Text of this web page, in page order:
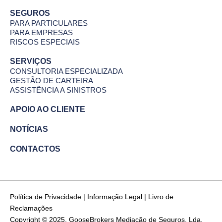
SEGUROS
PARA PARTICULARES
PARA EMPRESAS
RISCOS ESPECIAIS
SERVIÇOS
CONSULTORIA ESPECIALIZADA
GESTÃO DE CARTEIRA
ASSISTÊNCIA A SINISTROS
APOIO AO CLIENTE
NOTÍCIAS
CONTACTOS
Política de Privacidade | Informação Legal | Livro de
Reclamações
Copyright © 2025, GooseBrokers Mediação de Seguros, Lda.